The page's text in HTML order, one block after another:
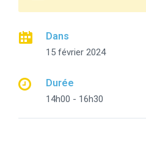
Dans
15 février 2024
Durée
14h00 - 16h30